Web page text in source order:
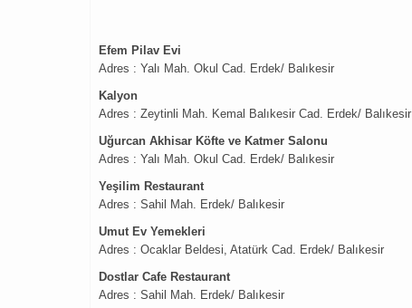
Efem Pilav Evi
Adres : Yalı Mah. Okul Cad. Erdek/ Balıkesir
Kalyon
Adres : Zeytinli Mah. Kemal Balıkesir Cad. Erdek/ Balıkesir
Uğurcan Akhisar Köfte ve Katmer Salonu
Adres : Yalı Mah. Okul Cad. Erdek/ Balıkesir
Yeşilim Restaurant
Adres : Sahil Mah. Erdek/ Balıkesir
Umut Ev Yemekleri
Adres : Ocaklar Beldesi, Atatürk Cad. Erdek/ Balıkesir
Dostlar Cafe Restaurant
Adres : Sahil Mah. Erdek/ Balıkesir